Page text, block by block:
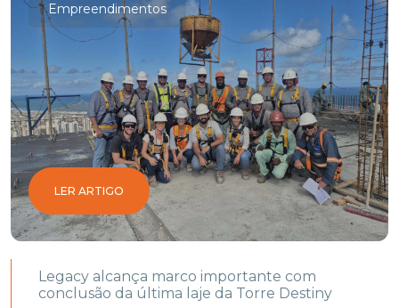
Empreendimentos
LER ARTIGO
Legacy alcança marco importante com
conclusão da última laje da Torre Destiny